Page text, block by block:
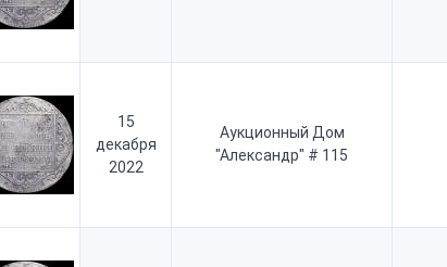
15
декабря
2022
Аукционный Дом
"Александр" # 115